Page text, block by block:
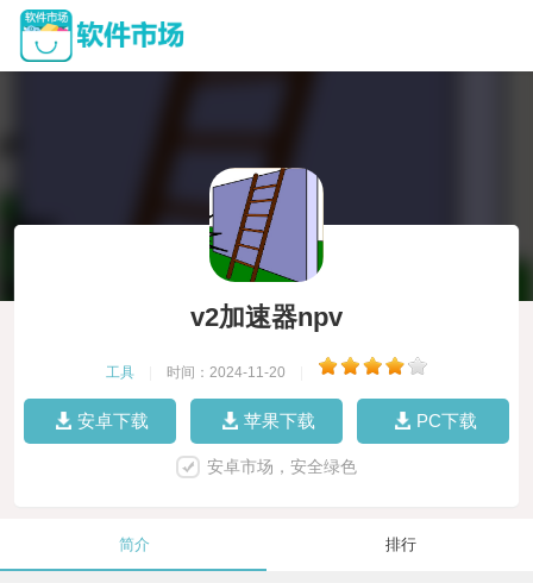
v2加速器npv
工具 时间：2024-11-20
安卓下载 苹果下载 PC下载
安卓市场，安全绿色
简介 排行